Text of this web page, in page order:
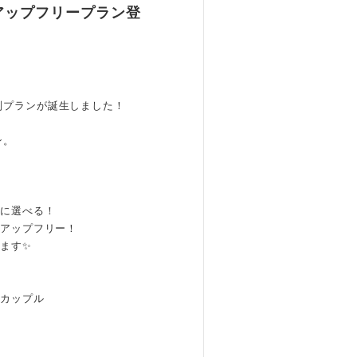
プフリープラン登
ランが誕生しました！
選べる！
ップフリー！
す✨
ップル